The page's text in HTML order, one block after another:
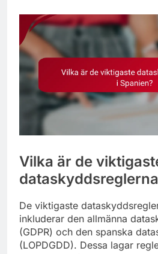
Vilka är de
De viktigaste
inkluderar den allmänna
(GDPR) och den spanska
(LOPDGDD). Dessa lagar